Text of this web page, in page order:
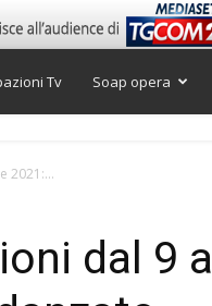
Tv Soap opera
2021:...
dal 9 al